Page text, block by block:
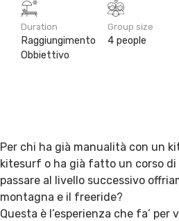
Duration
Raggiungimento
Obbiettivo
Group size
4 people
Per chi ha già manualità con un
kitesurf o ha già fatto un corso
passare al livello successivo
montagna e il freeride?
Questa è l’esperienza che fa’ per